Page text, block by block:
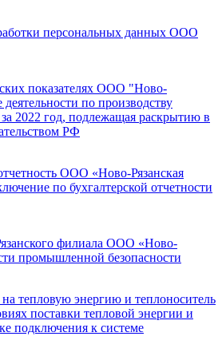
персональных данных ООО
показателях ООО "Ново-
по производству
2022 год, подлежащая раскрытию в
РФ
ООО «Ново-Рязанская
по бухгалтерской отчетности
филиала ООО «Ново-
промышленной безопасности
тепловую энергию и теплоноситель
поставки тепловой энергии и
подключения к системе